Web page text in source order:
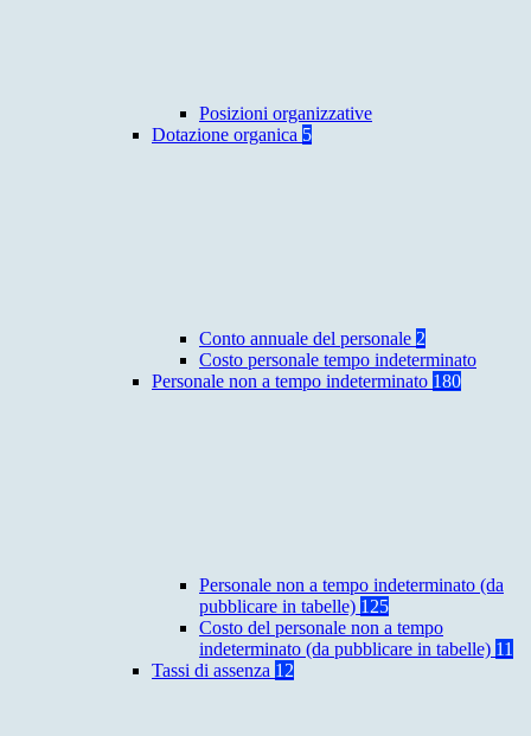
Posizioni organizzative
Dotazione organica 5
Conto annuale del personale 2
Costo personale tempo indeterminato
Personale non a tempo indeterminato 180
Personale non a tempo indeterminato (da
pubblicare in tabelle) 125
Costo del personale non a tempo
indeterminato (da pubblicare in tabelle) 11
Tassi di assenza 12